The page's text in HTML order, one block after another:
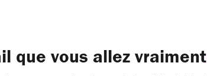
que vous allez vraiment